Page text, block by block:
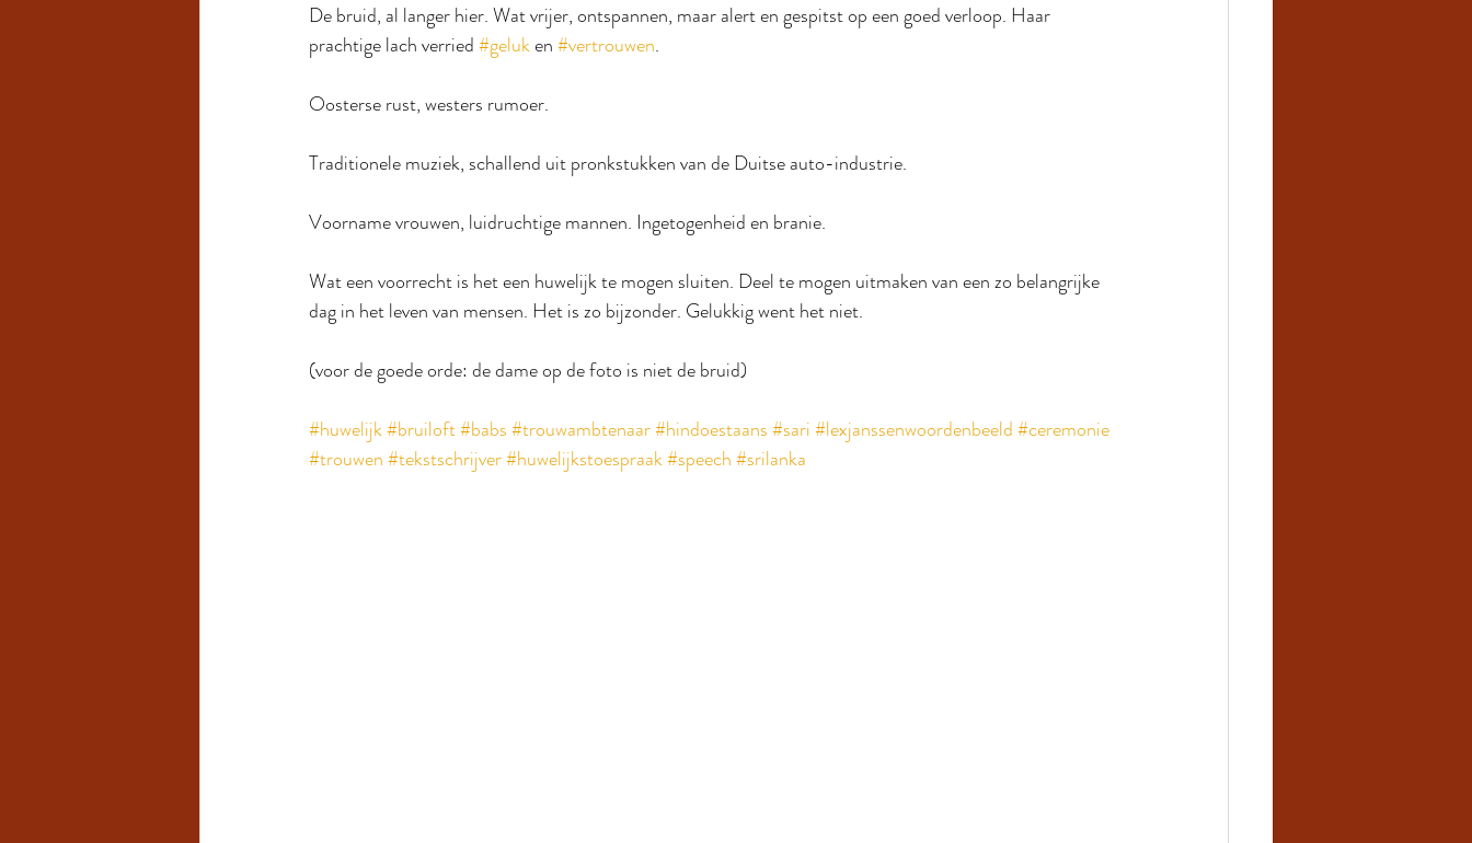
De bruid, al langer hier. Wat vrijer, ontspannen, maar alert en gespitst op een goed verloop. Haar
prachtige lach verried #geluk en #vertrouwen.
Oosterse rust, westers rumoer.
Traditionele muziek, schallend uit pronkstukken van de Duitse auto-industrie.
Voorname vrouwen, luidruchtige mannen. Ingetogenheid en branie.
Wat een voorrecht is het een huwelijk te mogen sluiten. Deel te mogen uitmaken van een zo belangrijke
dag in het leven van mensen. Het is zo bijzonder. Gelukkig went het niet.
(voor de goede orde: de dame op de foto is niet de bruid)
#huwelijk#bruiloft#babs#trouwambtenaar#hindoestaans#sari#lexjanssenwoordenbeeld#ceremonie
#trouwen#tekstschrijver#huwelijkstoespraak#speech#srilanka